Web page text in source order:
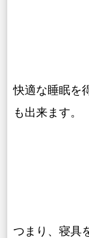
快適な睡眠を
も出来ます。
つまり、寝具